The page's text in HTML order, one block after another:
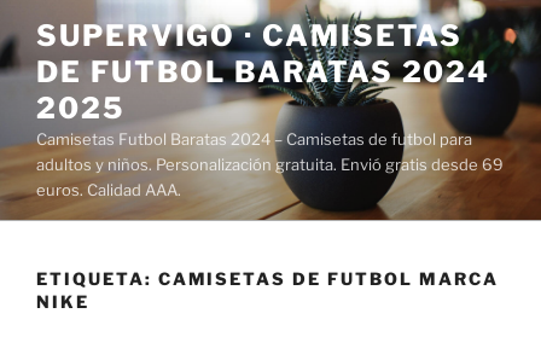
al
contenido
SUPERVIGO · CAMISETAS
DE FUTBOL BARATAS 2024
2025
Camisetas Futbol Baratas 2024 – Camisetas de futbol para
adultos y niños. Personalización gratuita. Envió gratis desde 69
euros. Calidad AAA.
ETIQUETA: CAMISETAS DE FUTBOL MARCA
NIKE